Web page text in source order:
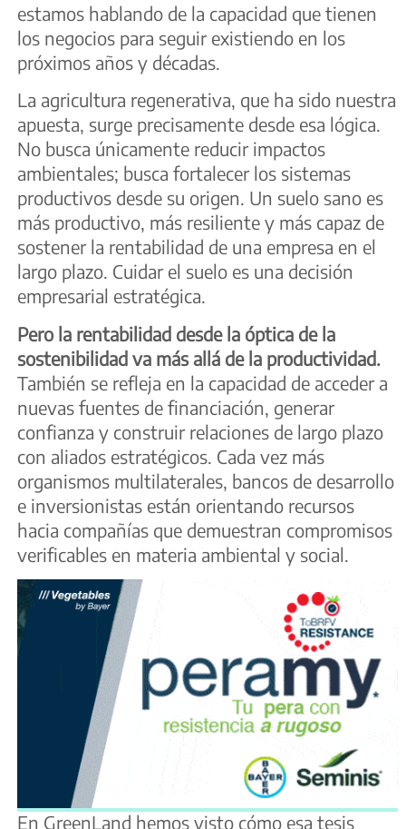
estamos hablando de la capacidad que tienen
los negocios para seguir existiendo en los
próximos años y décadas.
La agricultura regenerativa, que ha sido nuestra
apuesta, surge precisamente desde esa lógica.
No busca únicamente reducir impactos
ambientales; busca fortalecer los sistemas
productivos desde su origen. Un suelo sano es
más productivo, más resiliente y más capaz de
sostener la rentabilidad de una empresa en el
largo plazo. Cuidar el suelo es una decisión
empresarial estratégica.
Pero la rentabilidad desde la óptica de la
sostenibilidad va más allá de la productividad.
También se refleja en la capacidad de acceder a
nuevas fuentes de financiación, generar
confianza y construir relaciones de largo plazo
con aliados estratégicos. Cada vez más
organismos multilaterales, bancos de desarrollo
e inversionistas están orientando recursos
hacia compañías que demuestran compromisos
verificables en materia ambiental y social.
En GreenLand hemos visto cómo esa tesis